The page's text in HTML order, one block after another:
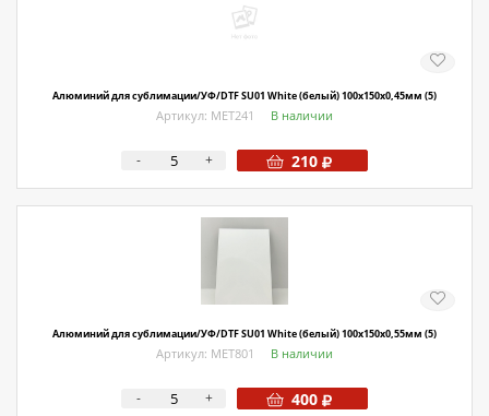
Доставка
Контакты
Политика конфиденциальности
Алюминий для сублимации/УФ/DTF SU01 White (белый) 100х150х0,45мм (5)
Артикул: МЕТ241 В наличии
- + 210
Алюминий для сублимации/УФ/DTF SU01 White (белый) 100х150х0,55мм (5)
Артикул: МЕТ801 В наличии
- + 400